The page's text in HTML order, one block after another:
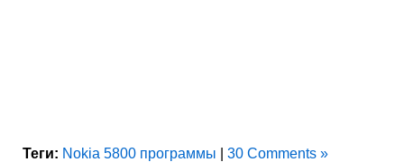
Теги: Nokia 5800 программы | 30 Comments »